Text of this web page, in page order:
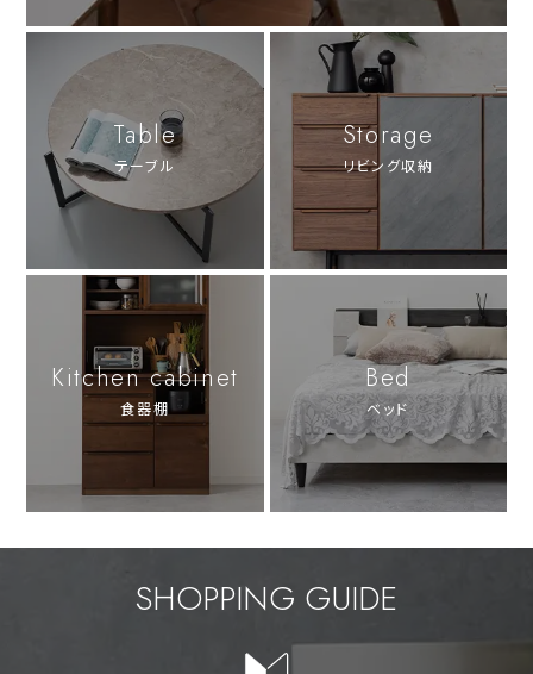
Table
テーブル
Storage
リビング収納
Kitchen cabinet
食器棚
Bed
ベッド
SHOPPING GUIDE